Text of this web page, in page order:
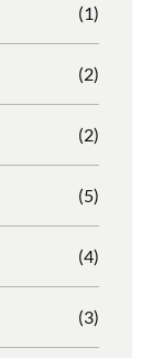
(1)
(2)
(2)
(5)
(4)
(3)